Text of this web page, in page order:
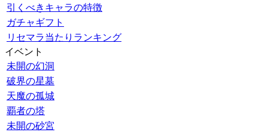
引くべきキャラの特徴
ガチャギフト
リセマラ当たりランキング
イベント
未開の幻洞
破界の星墓
天魔の孤城
覇者の塔
未開の砂宮